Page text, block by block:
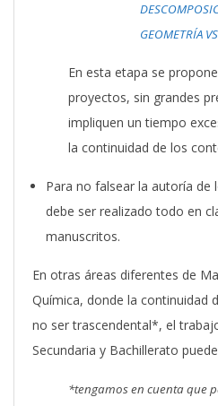
GEOMETRÍA
En esta etapa se
proyectos, sin grandes
impliquen un tiempo
la continuidad de los
Para no falsear la autoría de
debe ser realizado todo en
manuscritos.
En otras áreas diferentes de
Química, donde la continuidad
no ser trascendental*, el
Secundaria y Bachillerato
*tengamos en cuenta que